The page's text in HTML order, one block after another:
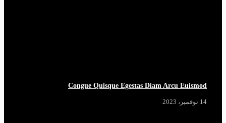
Congue Quisque Egestas Diam Arcu Euismod
14 نوفمبر، 2023